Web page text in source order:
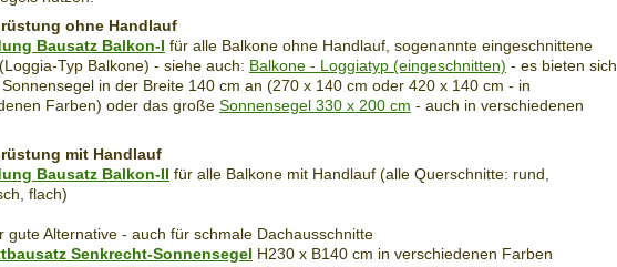
ohne Handlauf
Bausatz Balkon-I für alle Balkone ohne Handlauf, sogenannte eingeschnittene
Typ Balkone) - siehe auch: Balkone - Loggiatyp (eingeschnitten) - es bieten sich
in der Breite 140 cm an (270 x 140 cm oder 420 x 140 cm - in
Farben) oder das große Sonnensegel 330 x 200 cm - auch in verschiedenen
mit Handlauf
Bausatz Balkon-II für alle Balkone mit Handlauf (alle Querschnitte: rund,
flach)
gute Alternative - auch für schmale Dachausschnitte
Senkrecht-Sonnensegel H230 x B140 cm in verschiedenen Farben